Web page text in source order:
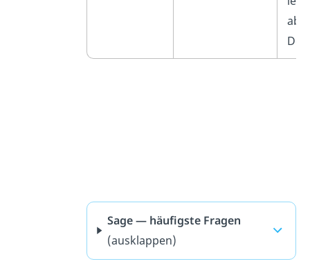
Sage — häufigste Fragen
(ausklappen)